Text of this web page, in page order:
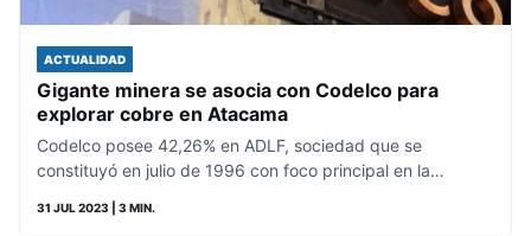
ACTUALIDAD
Gigante minera se asocia con Codelco para
explorar cobre en Atacama
Codelco posee 42,26% en ADLF, sociedad que se
constituyó en julio de 1996 con foco principal en la…
31 JUL 2023 | 3 MIN.